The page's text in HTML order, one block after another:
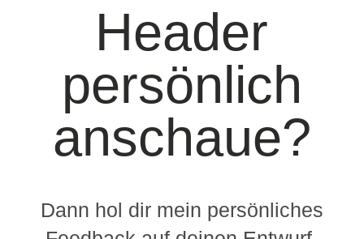
Header
persönlich
anschaue?
Dann hol dir mein persönliches